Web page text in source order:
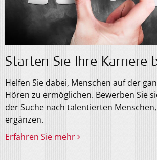
Starten Sie Ihre Karriere
Helfen Sie dabei, Menschen auf der
Hören zu ermöglichen. Bewerben Sie
der Suche nach talentierten
ergänzen.
Erfahren Sie mehr